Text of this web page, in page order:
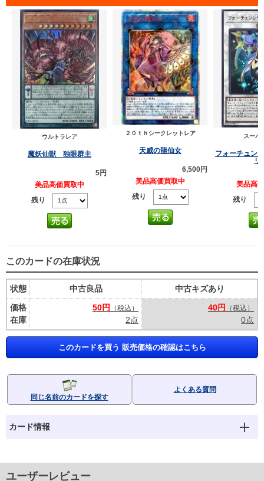
ウルトラレア
魔妖仙獣 独眼群主
5円
美品高価買取中
残り
２０ｔｈシークレットレア
天威の龍仙女
6,500円
美品高価買取中
残り
スーパ
フォーチュン
リ
美品高
残り
このカードの在庫状況
状態
価格
在庫
中古良品
50円
（税込）
2点
中古キズあり
40円
（税込）
0点
このカードを買う 販売価格の確認はこちら
同じ名前のカードを探す
よくある質問
カード情報
ユーザーレビュー